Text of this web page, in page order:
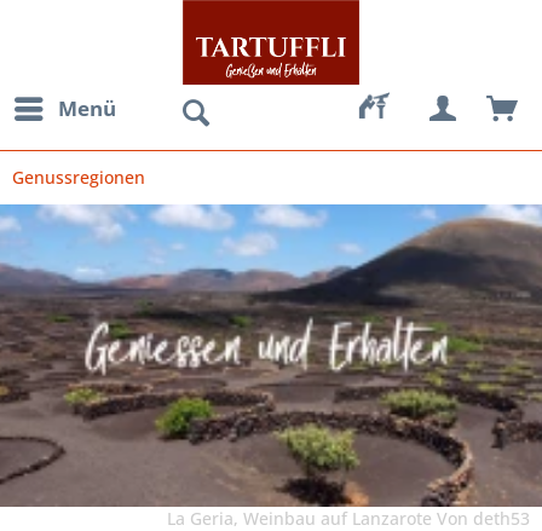
Menü
Genussregionen
La Geria, Weinbau auf Lanzarote Von deth53